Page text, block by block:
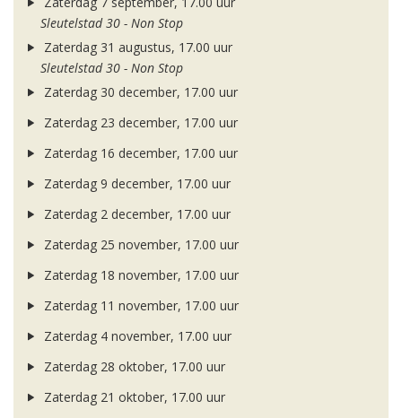
Sleutelstad 30 - Non Stop
Zaterdag 31 augustus, 17.00 uur
Sleutelstad 30 - Non Stop
Zaterdag 30 december, 17.00 uur
Zaterdag 23 december, 17.00 uur
Zaterdag 16 december, 17.00 uur
Zaterdag 9 december, 17.00 uur
Zaterdag 2 december, 17.00 uur
Zaterdag 25 november, 17.00 uur
Zaterdag 18 november, 17.00 uur
Zaterdag 11 november, 17.00 uur
Zaterdag 4 november, 17.00 uur
Zaterdag 28 oktober, 17.00 uur
Zaterdag 21 oktober, 17.00 uur